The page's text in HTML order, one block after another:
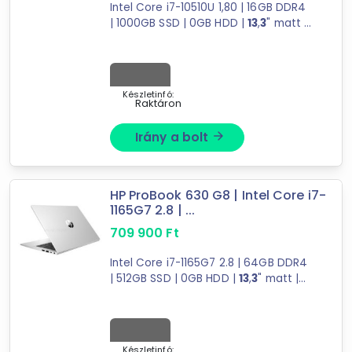
tovább válogatok »Intel Core i7-10510U 1,80 | 16GB DDR4
| 1000GB SSD | 0GB HDD |13,3" matt |
Készletinfó:
Raktáron
Irány a bolt arrow_forward
HP ProBook 630 G8 | Intel Core i7-
1165G7 2.8 | ...
709 900 Ft
Intel Core i7-1165G7 2.8 | 64GB DDR4
| 512GB SSD | 0GB HDD | 13,3" matt |